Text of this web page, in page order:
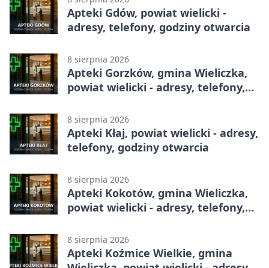
Apteki Gdów, powiat wielicki -
adresy, telefony, godziny otwarcia
8 sierpnia 2026
Apteki Gorzków, gmina Wieliczka,
powiat wielicki - adresy, telefony,
8 sierpnia 2026
Apteki Kłaj, powiat wielicki - adresy,
telefony, godziny otwarcia
8 sierpnia 2026
Apteki Kokotów, gmina Wieliczka,
powiat wielicki - adresy, telefony,
8 sierpnia 2026
Apteki Koźmice Wielkie, gmina